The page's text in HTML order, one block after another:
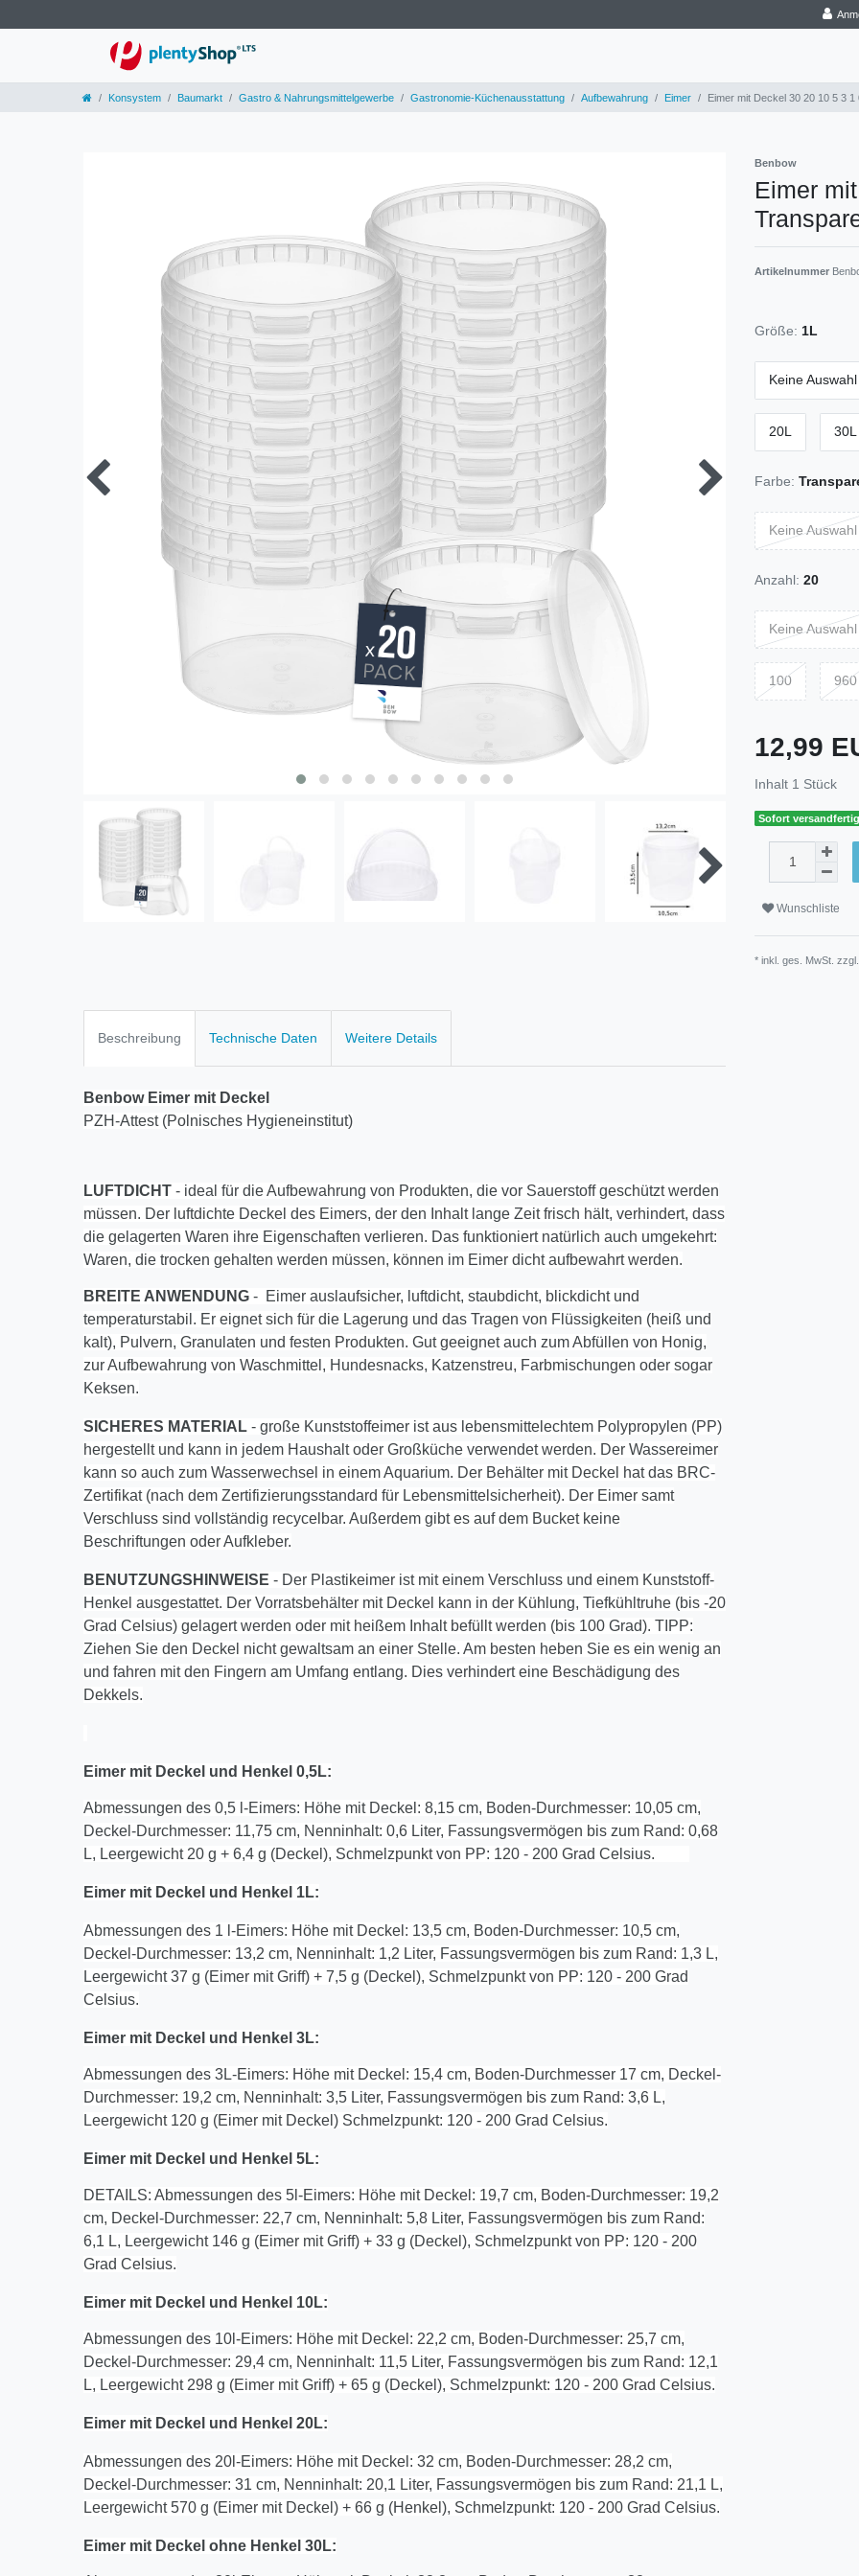
Konsystem Baumarkt Gastro & Nahrungsmittelgewerbe Gastronomie-Küchenausstattung Aufbewahrung Eimer Eimer mit Deckel 30 20 10 5 3
Benbow
Eimer
Artikelnummer
Größe: 1L
Keine Auswahl
20L
Farbe:
Keine Auswahl
Anzahl: 20
Keine Auswahl
100 960
12,99
Inhalt 1 Stück
Sofort
Wunschliste
* inkl. ges. MwSt. zzgl.
Beschreibung Technische Daten Weitere Details
Benbow Eimer mit Deckel
PZH-Attest (Polnisches Hygieneinstitut)
LUFTDICHT - ideal für die Aufbewahrung von Produkten, die vor Sauerstoff geschützt werden
müssen. Der luftdichte Deckel des Eimers, der den Inhalt lange Zeit frisch hält, verhindert, dass
die gelagerten Waren ihre Eigenschaften verlieren. Das funktioniert natürlich auch umgekehrt:
Waren, die trocken gehalten werden müssen, können im Eimer dicht aufbewahrt werden.
BREITE ANWENDUNG - Eimer auslaufsicher, luftdicht, staubdicht, blickdicht und
temperaturstabil. Er eignet sich für die Lagerung und das Tragen von Flüssigkeiten (heiß und
kalt), Pulvern, Granulaten und festen Produkten. Gut geeignet auch zum Abfüllen von Honig,
zur Aufbewahrung von Waschmittel, Hundesnacks, Katzenstreu, Farbmischungen oder sogar
Keksen.
SICHERES MATERIAL - große Kunststoffeimer ist aus lebensmittelechtem Polypropylen (PP)
hergestellt und kann in jedem Haushalt oder Großküche verwendet werden. Der Wassereimer
kann so auch zum Wasserwechsel in einem Aquarium. Der Behälter mit Deckel hat das BRC-
Zertifikat (nach dem Zertifizierungsstandard für Lebensmittelsicherheit). Der Eimer samt
Verschluss sind vollständig recycelbar. Außerdem gibt es auf dem Bucket keine
Beschriftungen oder Aufkleber.
BENUTZUNGSHINWEISE - Der Plastikeimer ist mit einem Verschluss und einem Kunststoff-
Henkel ausgestattet. Der Vorratsbehälter mit Deckel kann in der Kühlung, Tiefkühltruhe (bis -20
Grad Celsius) gelagert werden oder mit heißem Inhalt befüllt werden (bis 100 Grad). TIPP:
Ziehen Sie den Deckel nicht gewaltsam an einer Stelle. Am besten heben Sie es ein wenig an
und fahren mit den Fingern am Umfang entlang. Dies verhindert eine Beschädigung des
Dekkels.
Eimer mit Deckel und Henkel 0,5L:
Abmessungen des 0,5 l-Eimers: Höhe mit Deckel: 8,15 cm, Boden-Durchmesser: 10,05 cm,
Deckel-Durchmesser: 11,75 cm, Nenninhalt: 0,6 Liter, Fassungsvermögen bis zum Rand: 0,68
L, Leergewicht 20 g + 6,4 g (Deckel), Schmelzpunkt von PP: 120 - 200 Grad Celsius.
Eimer mit Deckel und Henkel 1L:
Abmessungen des 1 l-Eimers: Höhe mit Deckel: 13,5 cm, Boden-Durchmesser: 10,5 cm,
Deckel-Durchmesser: 13,2 cm, Nenninhalt: 1,2 Liter, Fassungsvermögen bis zum Rand: 1,3 L,
Leergewicht 37 g (Eimer mit Griff) + 7,5 g (Deckel), Schmelzpunkt von PP: 120 - 200 Grad
Celsius.
Eimer mit Deckel und Henkel 3L:
Abmessungen des 3L-Eimers: Höhe mit Deckel: 15,4 cm, Boden-Durchmesser 17 cm, Deckel-
Durchmesser: 19,2 cm, Nenninhalt: 3,5 Liter, Fassungsvermögen bis zum Rand: 3,6 L,
Leergewicht 120 g (Eimer mit Deckel) Schmelzpunkt: 120 - 200 Grad Celsius.
Eimer mit Deckel und Henkel 5L:
DETAILS: Abmessungen des 5l-Eimers: Höhe mit Deckel: 19,7 cm, Boden-Durchmesser: 19,2
cm, Deckel-Durchmesser: 22,7 cm, Nenninhalt: 5,8 Liter, Fassungsvermögen bis zum Rand:
6,1 L, Leergewicht 146 g (Eimer mit Griff) + 33 g (Deckel), Schmelzpunkt von PP: 120 - 200
Grad Celsius.
Eimer mit Deckel und Henkel 10L:
Abmessungen des 10l-Eimers: Höhe mit Deckel: 22,2 cm, Boden-Durchmesser: 25,7 cm,
Deckel-Durchmesser: 29,4 cm, Nenninhalt: 11,5 Liter, Fassungsvermögen bis zum Rand: 12,1
L, Leergewicht 298 g (Eimer mit Griff) + 65 g (Deckel), Schmelzpunkt: 120 - 200 Grad Celsius.
Eimer mit Deckel und Henkel 20L:
Abmessungen des 20l-Eimers: Höhe mit Deckel: 32 cm, Boden-Durchmesser: 28,2 cm,
Deckel-Durchmesser: 31 cm, Nenninhalt: 20,1 Liter, Fassungsvermögen bis zum Rand: 21,1 L,
Leergewicht 570 g (Eimer mit Deckel) + 66 g (Henkel), Schmelzpunkt: 120 - 200 Grad Celsius.
Eimer mit Deckel ohne Henkel 30L: